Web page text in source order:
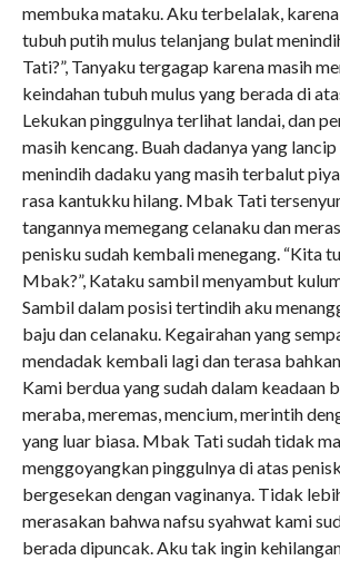
membuka mataku. Aku terbelalak,
tubuh putih mulus telanjang bulat
Tati?”, Tanyaku tergagap karena masih
keindahan tubuh mulus yang berada di
Lekukan pinggulnya terlihat landai, dan
masih kencang. Buah dadanya yang
menindih dadaku yang masih terbalut
rasa kantukku hilang. Mbak Tati
tangannya memegang celanaku dan
penisku sudah kembali menegang. “Kita
Mbak?”, Kataku sambil menyambut
Sambil dalam posisi tertindih aku
baju dan celanaku. Kegairahan yang
mendadak kembali lagi dan terasa
Kami berdua yang sudah dalam keadaan
meraba, meremas, mencium, merintih
yang luar biasa. Mbak Tati sudah tidak
menggoyangkan pinggulnya di atas
bergesekan dengan vaginanya. Tidak
merasakan bahwa nafsu syahwat kami
berada dipuncak. Aku tak ingin